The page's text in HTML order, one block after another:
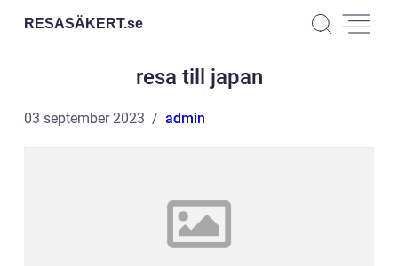
RESASÄKERT.se
resa till japan
03 september 2023 admin